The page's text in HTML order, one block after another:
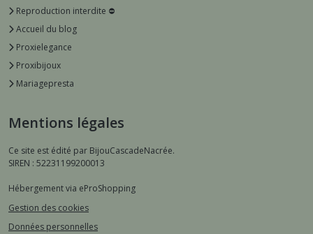
Reproduction interdite ⛔️
Accueil du blog
Proxielegance
Proxibijoux
Mariagepresta
Mentions légales
Ce site est édité par BijouCascadeNacrée.
SIREN : 52231199200013
Hébergement via eProShopping
Gestion des cookies
Données personnelles